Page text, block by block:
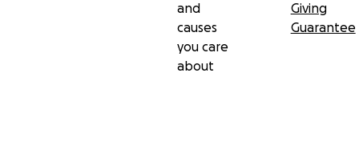
and
causes
you care
about
Giving
Guarantee